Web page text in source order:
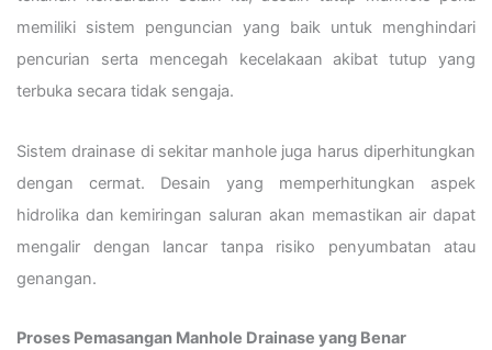
memiliki sistem penguncian yang baik untuk menghindari
pencurian serta mencegah kecelakaan akibat tutup yang
terbuka secara tidak sengaja.
Sistem drainase di sekitar manhole juga harus diperhitungkan
dengan cermat. Desain yang memperhitungkan aspek
hidrolika dan kemiringan saluran akan memastikan air dapat
mengalir dengan lancar tanpa risiko penyumbatan atau
genangan.
Proses Pemasangan Manhole Drainase yang Benar